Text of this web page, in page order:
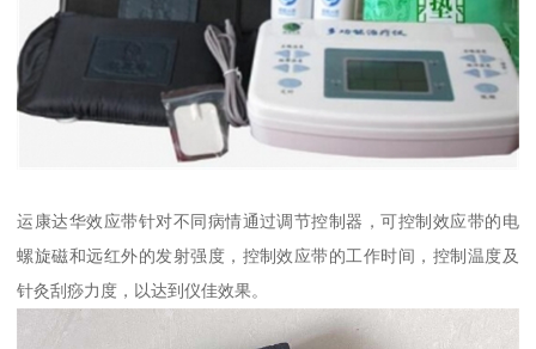
运康达华效应带针对不同病情通过调节控制器，可控制效应带的电
螺旋磁和远红外的发射强度，控制效应带的工作时间，控制温度及
针灸刮痧力度，以达到仪佳效果。